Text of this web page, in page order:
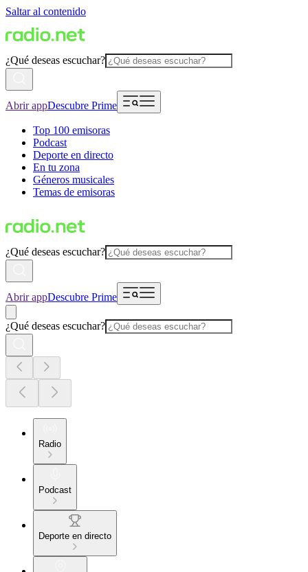
Saltar al contenido
¿Qué deseas escuchar?
Abrir appDescubre Prime
Top 100 emisoras
Podcast
Deporte en directo
En tu zona
Géneros musicales
Temas de emisoras
¿Qué deseas escuchar?
Abrir appDescubre Prime
¿Qué deseas escuchar?
Radio
Podcast
Deporte en directo